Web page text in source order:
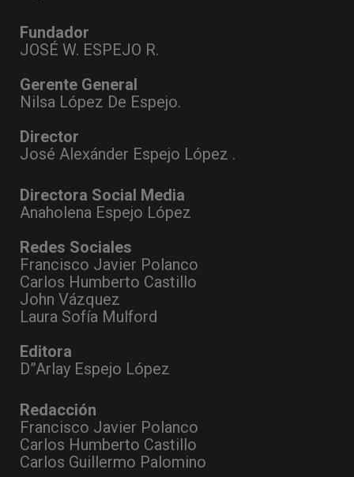
Fundador
JOSÉ W. ESPEJO R.
Gerente General
Nilsa López De Espejo.
Director
José Alexánder Espejo López .
Directora Social Media
Anaholena Espejo López
Redes Sociales
Francisco Javier Polanco
Carlos Humberto Castillo
John Vázquez
Laura Sofía Mulford
Editora
D”Arlay Espejo López
Redacción
Francisco Javier Polanco
Carlos Humberto Castillo
Carlos Guillermo Palomino